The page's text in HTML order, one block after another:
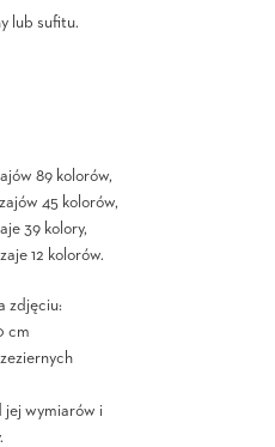
lub sufitu.
89 kolorów,
45 kolorów,
39 kolory,
12 kolorów.
zdjęciu:
cm
jej wymiarów i